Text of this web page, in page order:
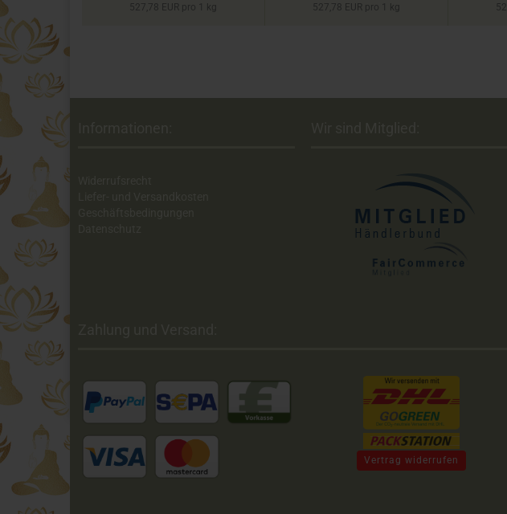
1 l 527,78 EUR pro 1 kg 527,78 EUR pro 1 kg
Vertrag widerrufen